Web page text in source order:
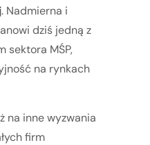
. Nadmierna i
dziś jedną z
sektora MŚP,
na rynkach
na inne wyzwania
firm